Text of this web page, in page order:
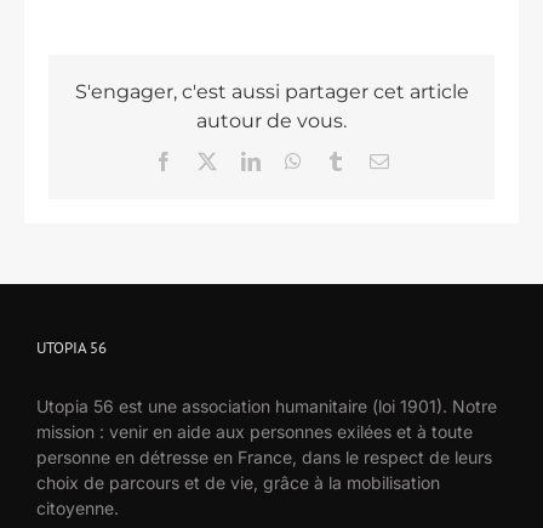
S'engager, c'est aussi partager cet article
autour de vous.
Facebook LinkedInWhatsAppTumblrEmail
UTOPIA 56
Utopia 56 est une association humanitaire (loi 1901). Notre
mission : venir en aide aux personnes exilées et à toute
personne en détresse en France, dans le respect de leurs
choix de parcours et de vie, grâce à la mobilisation
citoyenne.